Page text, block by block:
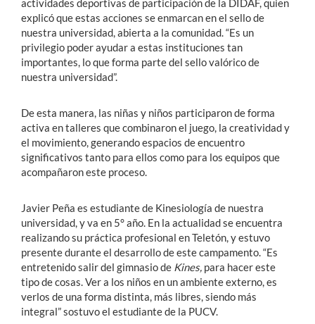
explicó que estas acciones se enmarcan en el sello de
nuestra universidad, abierta a la comunidad. “Es un
privilegio poder ayudar a estas instituciones tan
importantes, lo que forma parte del sello valórico de
nuestra universidad”.
De esta manera, las niñas y niños participaron de forma
activa en talleres que combinaron el juego, la creatividad y
el movimiento, generando espacios de encuentro
significativos tanto para ellos como para los equipos que
acompañaron este proceso.
Javier Peña es estudiante de Kinesiología de nuestra
universidad, y va en 5° año. En la actualidad se encuentra
realizando su práctica profesional en Teletón, y estuvo
presente durante el desarrollo de este campamento. “Es
entretenido salir del gimnasio de Kines, para hacer este
tipo de cosas. Ver a los niños en un ambiente externo, es
verlos de una forma distinta, más libres, siendo más
integral” sostuvo el estudiante de la PUCV.